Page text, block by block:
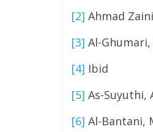
[2] Ahmad
[3] Al-
[4] Ibid
[5] As-Suyuthi,
[6] Al-Bantani,